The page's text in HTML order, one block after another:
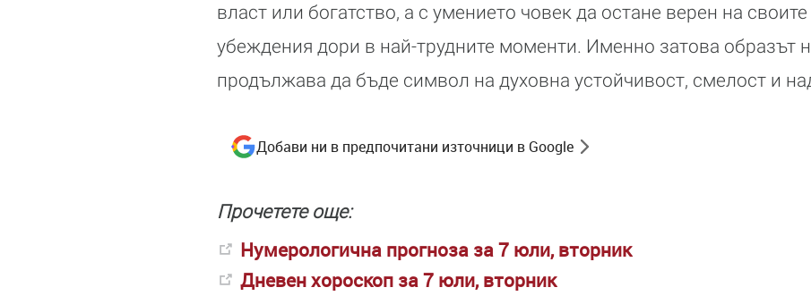
власт или богатство, а с умението човек да остане верен на
убеждения дори в най-трудните моменти. Именно затова образът
продължава да бъде символ на духовна устойчивост, смелост и
Добави ни в предпочитани източници в Google
Прочетете още:
Нумерологична прогноза за 7 юли, вторник
Дневен хороскоп за 7 юли, вторник